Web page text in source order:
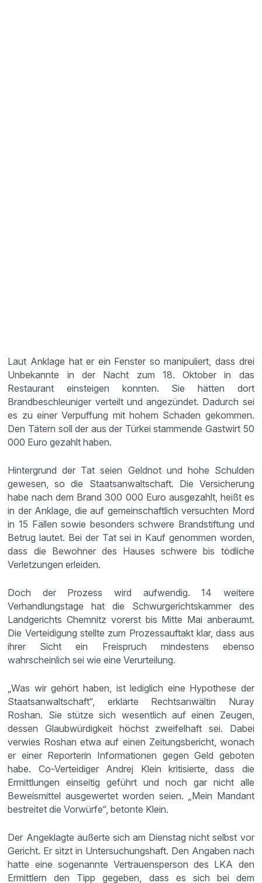
Laut Anklage hat er ein Fenster so manipuliert, dass drei
Unbekannte in der Nacht zum 18. Oktober in das
Restaurant einsteigen konnten. Sie hätten dort
Brandbeschleuniger verteilt und angezündet. Dadurch sei
es zu einer Verpuffung mit hohem Schaden gekommen.
Den Tätern soll der aus der Türkei stammende Gastwirt 50
000 Euro gezahlt haben.
Hintergrund der Tat seien Geldnot und hohe Schulden
gewesen, so die Staatsanwaltschaft. Die Versicherung
habe nach dem Brand 300 000 Euro ausgezahlt, heißt es
in der Anklage, die auf gemeinschaftlich versuchten Mord
in 15 Fällen sowie besonders schwere Brandstiftung und
Betrug lautet. Bei der Tat sei in Kauf genommen worden,
dass die Bewohner des Hauses schwere bis tödliche
Verletzungen erleiden.
Doch der Prozess wird aufwendig. 14 weitere
Verhandlungstage hat die Schwurgerichtskammer des
Landgerichts Chemnitz vorerst bis Mitte Mai anberaumt.
Die Verteidigung stellte zum Prozessauftakt klar, dass aus
ihrer Sicht ein Freispruch mindestens ebenso
wahrscheinlich sei wie eine Verurteilung.
„Was wir gehört haben, ist lediglich eine Hypothese der
Staatsanwaltschaft“, erklärte Rechtsanwältin Nuray
Roshan. Sie stütze sich wesentlich auf einen Zeugen,
dessen Glaubwürdigkeit höchst zweifelhaft sei. Dabei
verwies Roshan etwa auf einen Zeitungsbericht, wonach
er einer Reporterin Informationen gegen Geld geboten
habe. Co-Verteidiger Andrej Klein kritisierte, dass die
Ermittlungen einseitig geführt und noch gar nicht alle
Beweismittel ausgewertet worden seien. „Mein Mandant
bestreitet die Vorwürfe“, betonte Klein.
Der Angeklagte äußerte sich am Dienstag nicht selbst vor
Gericht. Er sitzt in Untersuchungshaft. Den Angaben nach
hatte eine sogenannte Vertrauensperson des LKA den
Ermittlern den Tipp gegeben, dass es sich bei dem